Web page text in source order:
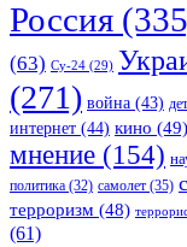
Россия
(63) Су-24 (29)
(271) война (43)
интернет (44) кино (49)
мнение (154)
политика (32) самолет (35)
терроризм (48)
(61)